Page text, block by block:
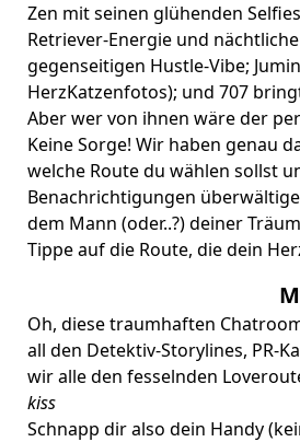
Zen mit seinen glühenden
Retriever-Energie und
gegenseitigen Hustle-Vibe;
HerzKatzenfotos); und 707
Aber wer von ihnen wäre der
Keine Sorge! Wir haben genau
welche Route du wählen sollst
Benachrichtigungen
dem Mann (oder..?) deiner
Tippe auf die Route, die dein
Oh, diese traumhaften
all den Detektiv-Storylines, PR-
wir alle den fesselnden
kiss
Schnapp dir also dein Handy